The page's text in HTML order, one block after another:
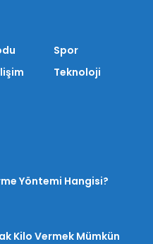
Spor
Teknoloji
Yöntemi Hangisi?
Kilo Vermek Mümkün